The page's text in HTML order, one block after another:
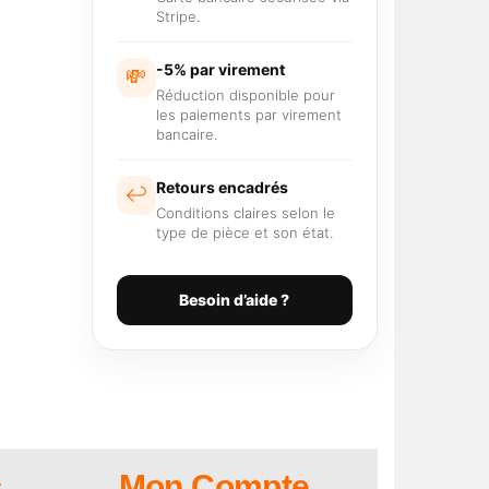
Stripe.
💸 -5% par virement
Réduction disponible pour
les paiements par virement
bancaire.
↩️ Retours encadrés
Conditions claires selon le
type de pièce et son état.
Besoin d’aide ?